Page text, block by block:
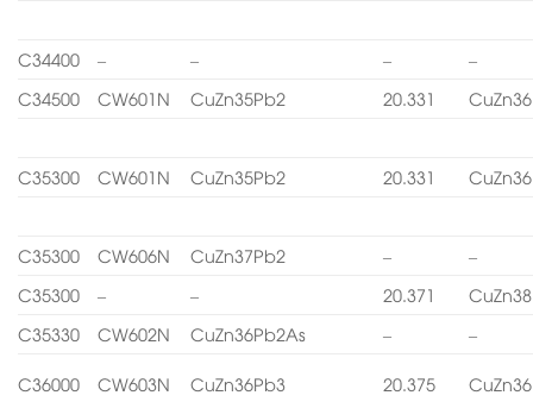
C34400 – – –
–
C34500
CW601N CuZn35Pb2 20.331
C35300 CW601N CuZn35Pb2 20.331
C35300 CW606N CuZn37Pb2 –
–
C35300
– – 20.371
C35330
CW602N CuZn36Pb2As – –
C36000 CW603N CuZn36Pb3 20.375